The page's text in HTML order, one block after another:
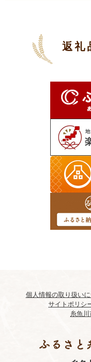
返礼
個人情報の取り扱い
サイトポリシ
糸魚